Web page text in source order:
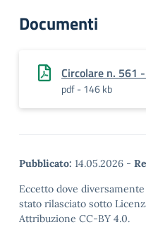
Documenti
Circolare n. 561
pdf - 146 kb
Pubblicato: 14.05.2026 -
Eccetto dove
stato rilasciato sotto
Attribuzione CC-BY 4.0.